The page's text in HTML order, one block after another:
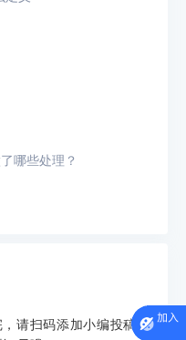
哪些处理？
什么？
请扫码添加小编投稿面